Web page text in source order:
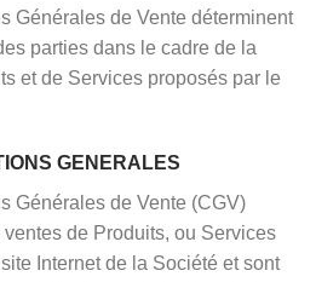
Générales de Vente déterminent
parties dans le cadre de la
et de Services proposés par le
GENERALES
Générales de Vente (CGV)
de Produits, ou Services
Internet de la Société et sont